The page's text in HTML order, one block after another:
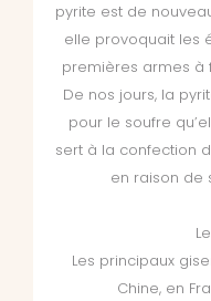
pyrite est de
elle provoquait les
premières armes à
De nos jours, la
pour le soufre
sert à la confection
en raison de
Les principaux
Chine, en